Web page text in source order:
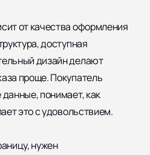
от качества оформления
доступная
дизайн делают
проще. Покупатель
понимает, как
это с удовольствием.
нужен